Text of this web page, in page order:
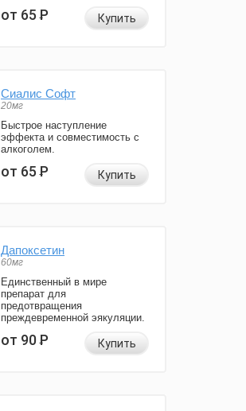
от 65Р Купить
Сиалис Софт
20мг
Быстрое наступление
эффекта и совместимость с
алкоголем.
от 65Р Купить
Дапоксетин
60мг
Единственный в мире
препарат для
предотвращения
преждевременной эякуляции.
от 90Р Купить